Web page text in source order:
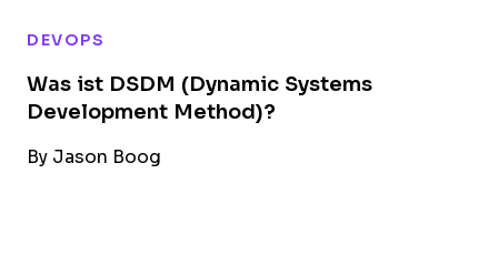
DEVOPS
Was ist DSDM (Dynamic Systems
Development Method)?
By Jason Boog